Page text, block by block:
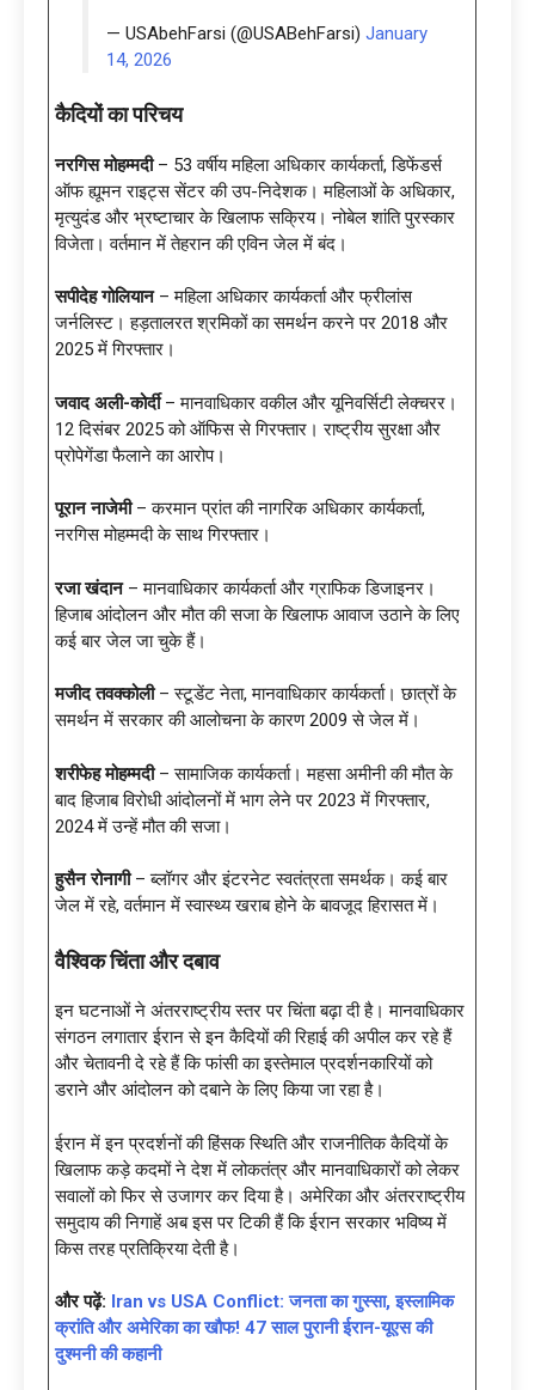
— USAbehFarsi (@USABehFarsi) January
14, 2026
कैदियों का परिचय
नरगिस मोहम्मदी– 53 वर्षीय महिला अधिकार कार्यकर्ता, डिफेंडर्स
ऑफ ह्यूमन राइट्स सेंटर की उप-निदेशक। महिलाओं के अधिकार,
मृत्युदंड और भ्रष्टाचार के खिलाफ सक्रिय। नोबेल शांति पुरस्कार
विजेता। वर्तमान में तेहरान की एविन जेल में बंद।
सपीदेह गोलियान– महिला अधिकार कार्यकर्ता और फ्रीलांस
जर्नलिस्ट। हड़तालरत श्रमिकों का समर्थन करने पर 2018 और
2025 में गिरफ्तार।
जवाद अली-कोर्दी– मानवाधिकार वकील और यूनिवर्सिटी लेक्चरर।
12 दिसंबर 2025 को ऑफिस से गिरफ्तार। राष्ट्रीय सुरक्षा और
प्रोपेगेंडा फैलाने का आरोप।
पूरान नाजेमी– करमान प्रांत की नागरिक अधिकार कार्यकर्ता,
नरगिस मोहम्मदी के साथ गिरफ्तार।
रजा खंदान– मानवाधिकार कार्यकर्ता और ग्राफिक डिजाइनर।
हिजाब आंदोलन और मौत की सजा के खिलाफ आवाज उठाने के लिए
कई बार जेल जा चुके हैं।
मजीद तवक्कोली– स्टूडेंट नेता, मानवाधिकार कार्यकर्ता। छात्रों के
समर्थन में सरकार की आलोचना के कारण 2009 से जेल में।
शरीफेह मोहम्मदी– सामाजिक कार्यकर्ता। महसा अमीनी की मौत के
बाद हिजाब विरोधी आंदोलनों में भाग लेने पर 2023 में गिरफ्तार,
2024 में उन्हें मौत की सजा।
हुसैन रोनागी– ब्लॉगर और इंटरनेट स्वतंत्रता समर्थक। कई बार
जेल में रहे, वर्तमान में स्वास्थ्य खराब होने के बावजूद हिरासत में।
वैश्विक चिंता और दबाव
इन घटनाओं ने अंतरराष्ट्रीय स्तर पर चिंता बढ़ा दी है। मानवाधिकार
संगठन लगातार ईरान से इन कैदियों की रिहाई की अपील कर रहे हैं
और चेतावनी दे रहे हैं कि फांसी का इस्तेमाल प्रदर्शनकारियों को
डराने और आंदोलन को दबाने के लिए किया जा रहा है।
ईरान में इन प्रदर्शनों की हिंसक स्थिति और राजनीतिक कैदियों के
खिलाफ कड़े कदमों ने देश में लोकतंत्र और मानवाधिकारों को लेकर
सवालों को फिर से उजागर कर दिया है। अमेरिका और अंतरराष्ट्रीय
समुदाय की निगाहें अब इस पर टिकी हैं कि ईरान सरकार भविष्य में
किस तरह प्रतिक्रिया देती है।
और पढ़ें: Iran vs USA Conflict: जनता का गुस्सा, इस्लामिक
क्रांति और अमेरिका का खौफ! 47 साल पुरानी ईरान-यूएस की
दुश्मनी की कहानी